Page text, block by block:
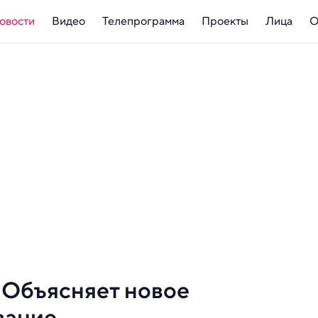
Видео Телепрограмма Проекты Лица
новое